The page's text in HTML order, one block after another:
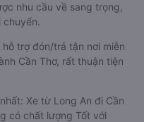
nhu cầu về sang trọng,
trợ đón/trả tận nơi miễn
Cần Thơ, rất thuận tiện
Xe từ Long An đi Cần
có chất lượng Tốt với